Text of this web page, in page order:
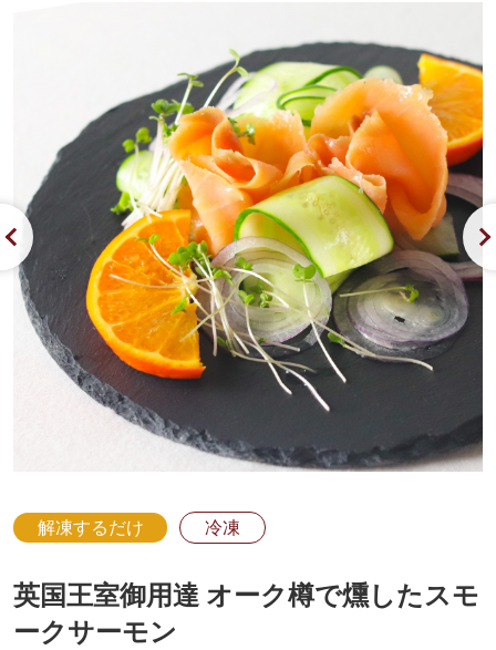
解凍するだけ 冷凍
英国王室御用達 オーク樽で燻したスモ
ークサーモン